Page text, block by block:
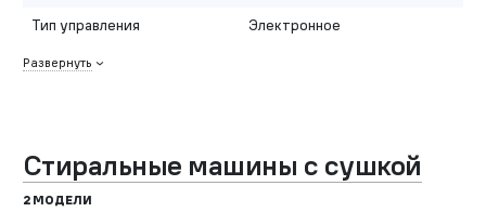
Тип управления
Электронное
Развернуть
Стиральные машины с сушкой
2 МОДЕЛИ